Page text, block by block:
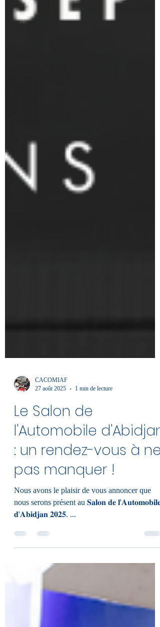
27 août 2025
1 min de lecture
Le Salon de
l'Automobile d'Abidjan
: un rendez-vous à ne
pas manquer !
Nous avons le plaisir de vous annoncer que
𝐝'𝐀𝐛𝐢𝐝𝐣𝐚𝐧 𝟐𝟎𝟐𝟓. ...